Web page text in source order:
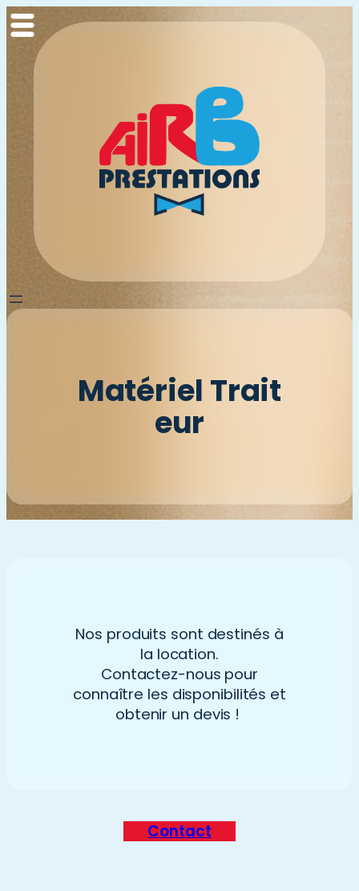
Matériel Trait
eur
Nos produits sont destinés à
la location.
Contactez-nous pour
connaître les disponibilités et
obtenir un devis !
Contact